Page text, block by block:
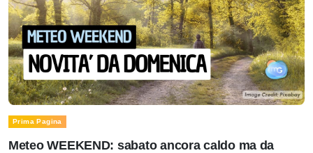
Prima Pagina
Meteo WEEKEND: sabato ancora caldo ma da